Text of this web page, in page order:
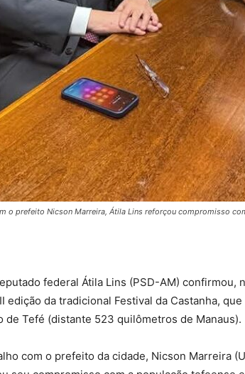
o prefeito Nicson Marreira, Átila Lins reforçou compromisso
federal Átila Lins (PSD-AM) confirmou,
edição da tradicional Festival da Castanha,
de Tefé (distante 523 quilômetros de Manaus).
com o prefeito da cidade, Nicson Marreira